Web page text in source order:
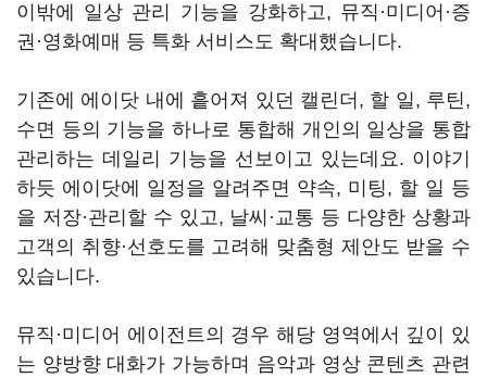
이밖에 일상 관리 기능을 강화하고, 뮤직·미디어·증
권·영화예매 등 특화 서비스도 확대했습니다.
기존에 에이닷 내에 흩어져 있던 캘린더, 할 일, 루틴,
수면 등의 기능을 하나로 통합해 개인의 일상을 통합
관리하는 데일리 기능을 선보이고 있는데요. 이야기
하듯 에이닷에 일정을 알려주면 약속, 미팅, 할 일 등
을 저장·관리할 수 있고, 날씨·교통 등 다양한 상황과
고객의 취향·선호도를 고려해 맞춤형 제안도 받을 수
있습니다.
뮤직·미디어 에이전트의 경우 해당 영역에서 깊이 있
는 양방향 대화가 가능하며 음악과 영상 콘텐츠 관련